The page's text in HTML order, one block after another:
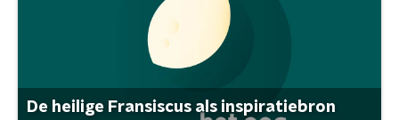
De heilige Fransiscus als inspiratiebron